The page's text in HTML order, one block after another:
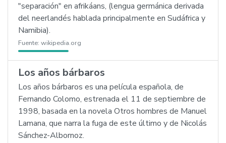
"separación" en afrikáans, (lengua germánica derivada
del neerlandés hablada principalmente en Sudáfrica y
Namibia).
Fuente: wikipedia.org
Los años bárbaros
Los años bárbaros es una película española, de
Fernando Colomo, estrenada el 11 de septiembre de
1998, basada en la novela Otros hombres de Manuel
Lamana, que narra la fuga de este último y de Nicolás
Sánchez-Albornoz.